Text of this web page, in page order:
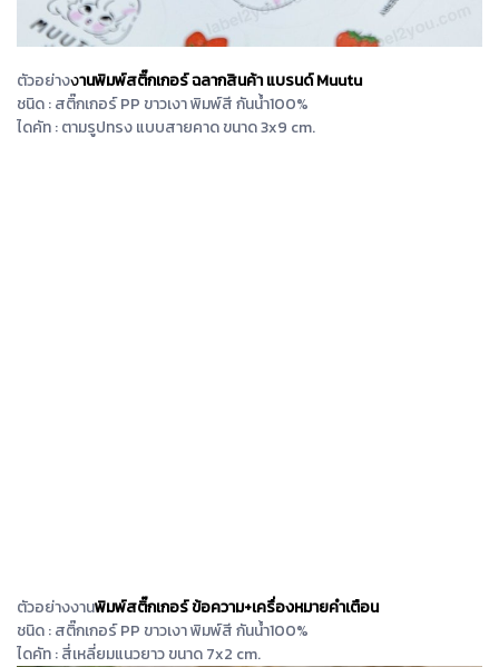
ตัวอย่างงานพิมพ์สติ๊กเกอร์ ฉลากสินค้า แบรนด์ Muutu
ชนิด : สติ๊กเกอร์ PP ขาวเงา พิมพ์สี กันน้ำ100%
ไดคัท : ตามรูปทรง แบบสายคาด ขนาด 3x9 cm.
ตัวอย่างงานพิมพ์สติ๊กเกอร์ ข้อความ+เครื่องหมายคำเตือน
ชนิด : สติ๊กเกอร์ PP ขาวเงา พิมพ์สี กันน้ำ100%
ไดคัท : สี่เหลี่ยมแนวยาว ขนาด 7x2 cm.